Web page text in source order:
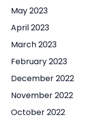
May 2023
April 2023
March 2023
February 2023
December 2022
November 2022
October 2022